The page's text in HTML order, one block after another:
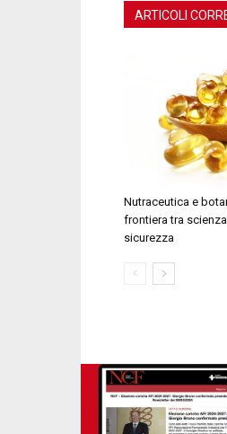
ARTICOLI
Nutraceutica e
frontiera tra
sicurezza